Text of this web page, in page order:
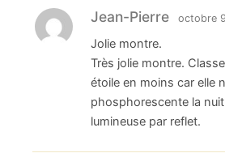
Jean-Pierre octobre
Jolie montre.
Très jolie montre.
étoile en moins car elle
phosphorescente la
lumineuse par reflet.